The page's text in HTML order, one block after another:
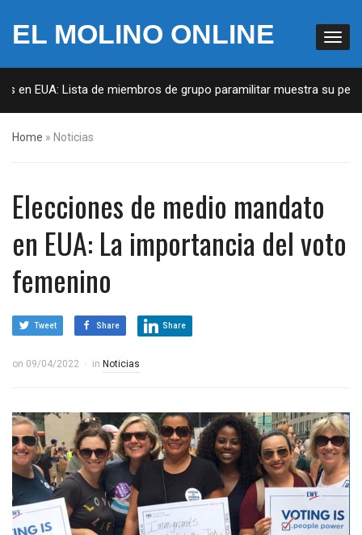
EL MOLINO ONLINE
EUA: Lista de miembros de grupo paramilitar muestra su
Home » Noticias
Elecciones de medio mandato
en EUA: La importancia del voto
femenino
Tweet Share Share
on 09/04/2022 in Noticias